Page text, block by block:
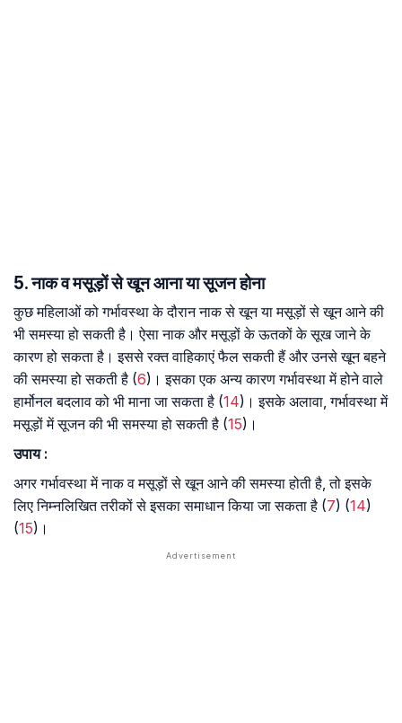
5. नाक व मसूड़ों से खून आना या सूजन होना
कुछ महिलाओं को गर्भावस्था के दौरान नाक से खून या मसूड़ों से खून आने की
भी समस्या हो सकती है। ऐसा नाक और मसूड़ों के ऊतकों के सूख जाने के
कारण हो सकता है। इससे रक्त वाहिकाएं फैल सकती हैं और उनसे खून बहने
की समस्या हो सकती है (6)। इसका एक अन्य कारण गर्भावस्था में होने वाले
हार्मोनल बदलाव को भी माना जा सकता है (14)। इसके अलावा, गर्भावस्था में
मसूड़ों में सूजन की भी समस्या हो सकती है (15)।
उपाय :
अगर गर्भावस्था में नाक व मसूड़ों से खून आने की समस्या होती है, तो इसके
लिए निम्नलिखित तरीकों से इसका समाधान किया जा सकता है (7) (14)
(15)।